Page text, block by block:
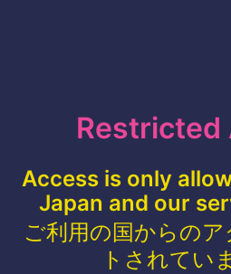
Restricted
Access is only
Japan and our
ご利用の国からの
トされてい